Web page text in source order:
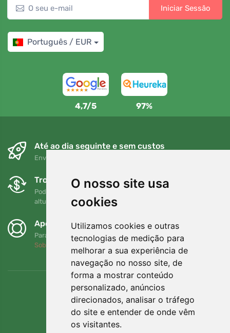
O nosso site usa
cookies
Utilizamos cookies e outras
tecnologias de medição para
melhorar a sua experiência de
navegação no nosso site, de
forma a mostrar conteúdo
personalizado, anúncios
direcionados, analisar o tráfego
do site e entender de onde vêm
os visitantes.
Iniciar Sessão
Português / EUR
4,7/5 97%
Até ao dia seguinte e sem custos
Envio gratuito para encomendas superiores a 80 EUR
Trocas e devoluções gratuitas
Pode devolver ou trocar a sua encomenda em qualquer
altura no prazo de 90 dias
Apoiamos a Trees.org
Para cada encomenda plantamos uma árvore! Leia mais
Sobre nós